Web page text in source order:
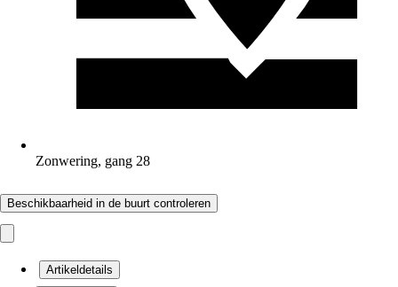
Zonwering, gang 28
Beschikbaarheid in de buurt controleren
Artikeldetails